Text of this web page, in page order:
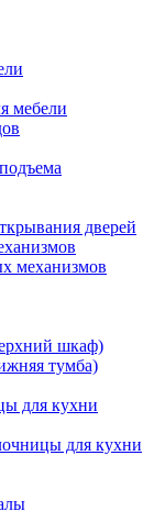
мебели
дверей
механизмов
шкаф)
тумба)
для кухни
для кухни